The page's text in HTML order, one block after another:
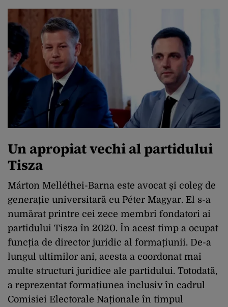
Un apropiat vechi al partidului
Tisza
Márton Melléthei-Barna este avocat și coleg de
generație universitară cu Péter Magyar. El s-a
numărat printre cei zece membri fondatori ai
partidului Tisza în 2020. În acest timp a ocupat
funcția de director juridic al formațiunii. De-a
lungul ultimilor ani, acesta a coordonat mai
multe structuri juridice ale partidului. Totodată,
a reprezentat formațiunea inclusiv în cadrul
Comisiei Electorale Naționale în timpul